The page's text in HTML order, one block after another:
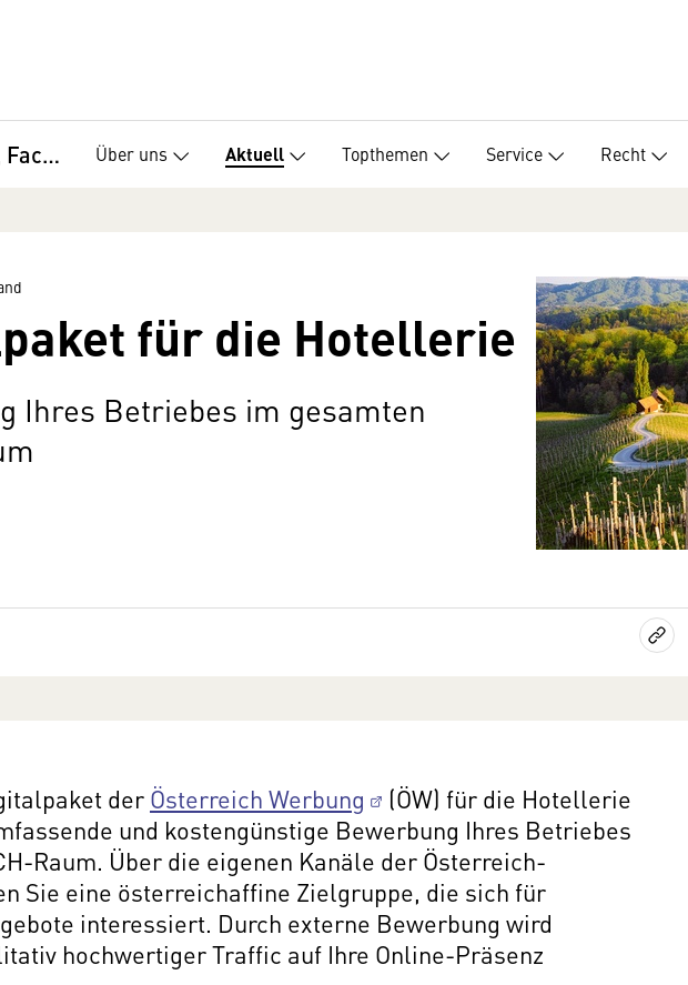
Hotellerie, Fachverband Über uns Aktuell Topthemen Service Recht
für die Hotellerie
Ihres Betriebes im gesamten
derÖsterreich Werbung
(ÖW) für die Hotellerie
und kostengünstige Bewerbung Ihres Betriebes
Raum. Über die eigenen Kanäle der Österreich-
Sie eine österreichaffine Zielgruppe, die sich für
interessiert. Durch externe Bewerbung wird
hochwertiger Traffic auf Ihre Online-Präsenz